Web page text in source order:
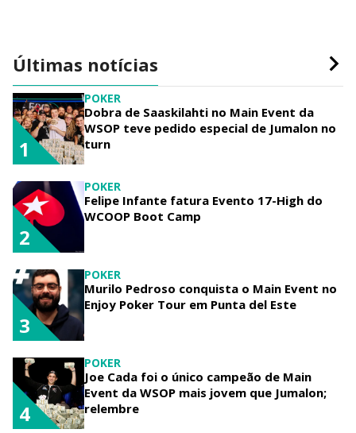
Últimas notícias
POKER
Dobra de Saaskilahti no Main Event da
WSOP teve pedido especial de Jumalon no
turn
1
POKER
Felipe Infante fatura Evento 17-High do
WCOOP Boot Camp
2
POKER
Murilo Pedroso conquista o Main Event no
Enjoy Poker Tour em Punta del Este
3
POKER
Joe Cada foi o único campeão de Main
Event da WSOP mais jovem que Jumalon;
relembre
4